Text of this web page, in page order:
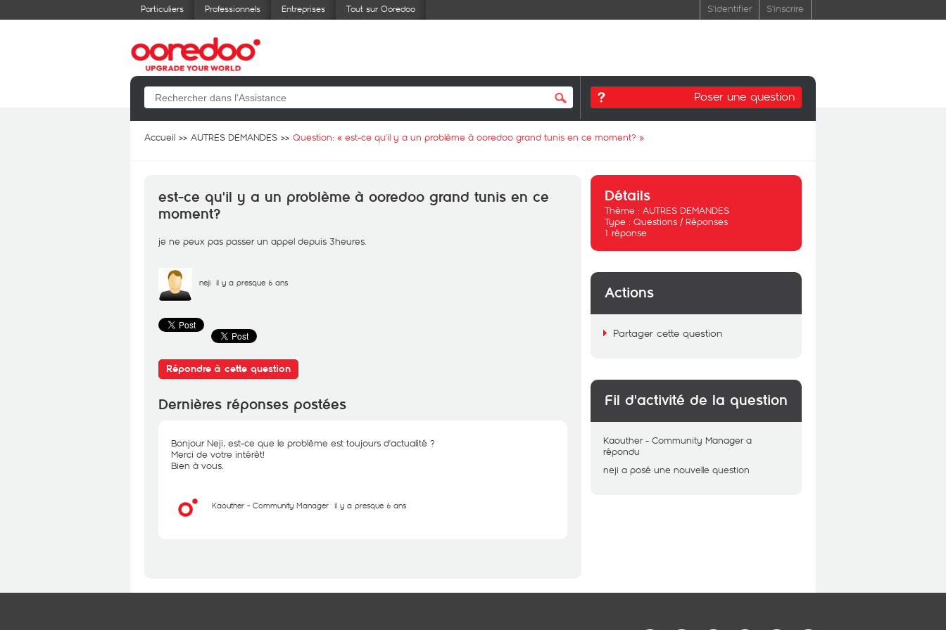
Particuliers Professionnels Entreprises Tout sur Ooredoo S'identifier S'inscrire
Poser une question
Accueil AUTRES DEMANDES Question: « est-ce qu'il y a un problème à ooredoo grand tunis en ce moment? »
est-ce qu'il y a un problème à ooredoo grand tunis en ce
moment?
je ne peux pas passer un appel depuis 3heures.
neji il y a presque 6 ans
Répondre à cette question
Dernières réponses postées
Bonjour Neji, est-ce que le problème est toujours d'actualité ?
Merci de votre intérêt!
Bien à vous.
Kaouther - Community Manager il y a presque 6 ans
Détails
Thème : AUTRES DEMANDES
Type : Questions / Réponses
1 réponse
Actions
Partager cette question
Fil d'activité de la question
Kaouther - Community Manager a
répondu
neji a posé une nouvelle question